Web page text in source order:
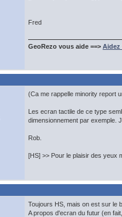
Fred
GeoRezo vous aide ==> Aidez
(Ca me rappelle minority report
Les ecran tactile de ce type
dimensionnement par exemple.
Rob.
[HS] >> Pour le plaisir des yeux
Toujours HS, mais on est sur le
A propos d'ecran du futur (en